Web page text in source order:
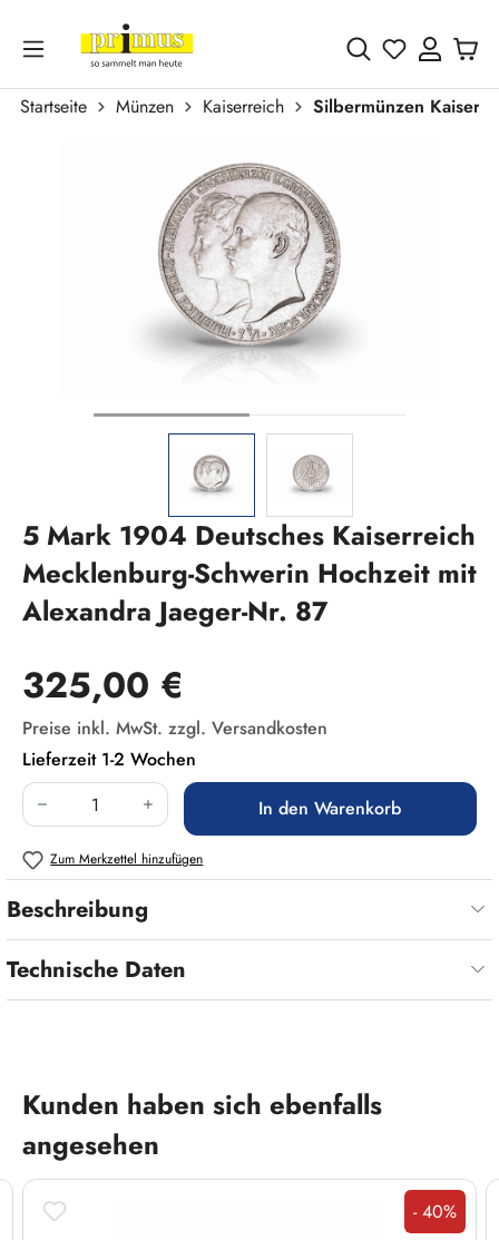
Zum Hauptinhalt springen
Du hast 0
Startseite Münzen Kaiserreich
Silbermünzen
5 Mark 1904 Deutsches Kaiserreich
Mecklenburg-Schwerin Hochzeit mit
Alexandra Jaeger-Nr. 87
Regulärer Preis:
325,00 €
Preise inkl. MwSt. zzgl. Versandkosten
Lieferzeit 1-2 Wochen
Produkt Anzahl: Gib den gewünschten Wert
In den Warenkorb
Zum Merkzettel hinzufügen
Beschreibung
Technische Daten
Produktgalerie überspringen
Kunden haben sich ebenfalls
angesehen
Rabatt
- 40%